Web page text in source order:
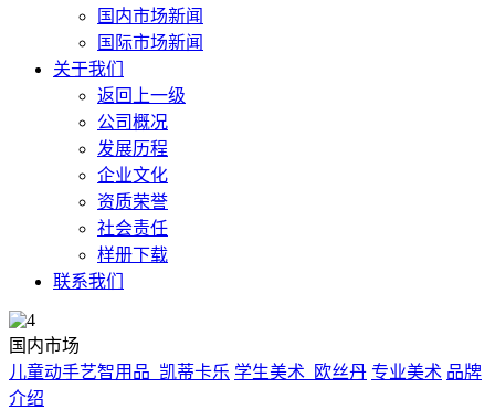
国内市场新闻
国际市场新闻
关于我们
返回上一级
公司概况
发展历程
企业文化
资质荣誉
社会责任
样册下载
联系我们
国内市场
儿童动手艺智用品_凯蒂卡乐 学生美术_欧丝丹 专业美术 品牌
介绍